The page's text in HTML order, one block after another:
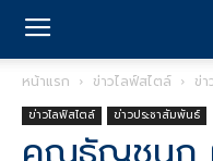
หน้าแรก ข่าวไลฟ์สไตล์ ข่
ข่าวไลฟ์สไตล์ ข่าวประชาสัมพันธ์